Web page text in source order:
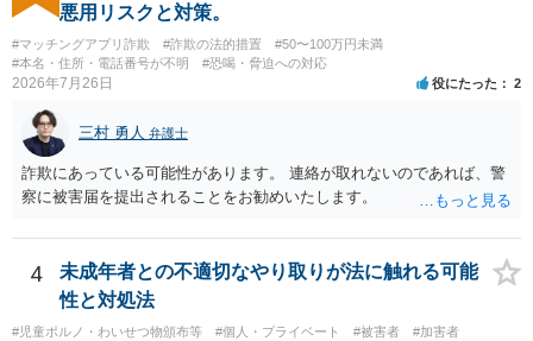
悪用リスクと対策。
#マッチングアプリ詐欺 #詐欺の法的措置
#50〜100万円未満
#本名・住所・電話番号が不明
#恐喝・脅迫への対応
2026年7月26日 役にたった 2
三村 勇人 弁護士
詐欺にあっている可能性があります。 連絡が取れないのであれば、警
察に被害届を提出されることをお勧めいたします。
4
未成年者との不適切なやり取りが法に触れる可能
性と対処法
#児童ポルノ・わいせつ物頒布等 #個人・プライベート #被害者
#加害者